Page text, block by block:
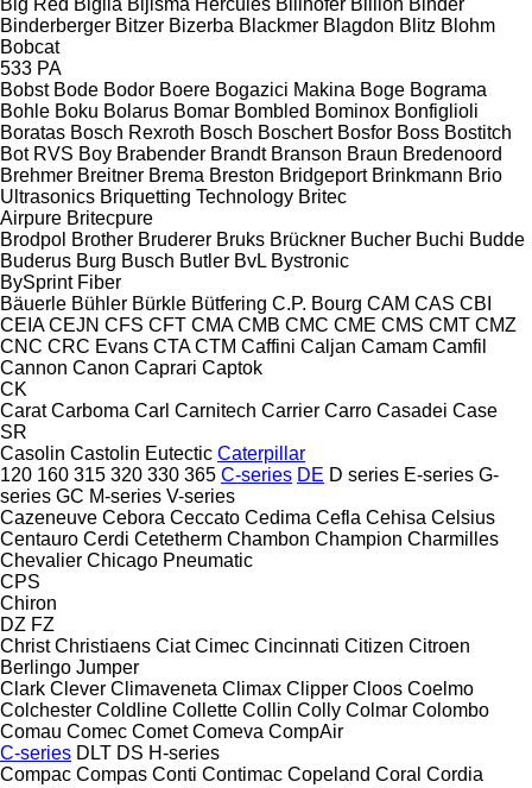
Binderberger Bitzer Bizerba Blackmer Blagdon Blitz Blohm
Bobcat
533 PA
Bobst Bode Bodor Boere Bogazici Makina Boge Bograma
Bohle Boku Bolarus Bomar Bombled Bominox Bonfiglioli
Boratas Bosch Rexroth Bosch Boschert Bosfor Boss Bostitch
Bot RVS Boy Brabender Brandt Branson Braun Bredenoord
Brehmer Breitner Brema Breston Bridgeport Brinkmann Brio
Ultrasonics Briquetting Technology Britec
Airpure Britecpure
Brodpol Brother Bruderer Bruks Brückner Bucher Buchi Budde
Buderus Burg Busch Butler BvL Bystronic
BySprint Fiber
Bäuerle Bühler Bürkle Bütfering C.P. Bourg CAM CAS CBI
CEIA CEJN CFS CFT CMA CMB CMC CME CMS CMT CMZ
CNC CRC Evans CTA CTM Caffini Caljan Camam Camfil
Cannon Canon Caprari Captok
CK
Carat Carboma Carl Carnitech Carrier Carro Casadei Case
SR
Casolin Castolin Eutectic Caterpillar
120 160 315 320 330 365 C-series DE D series E-series G-
series GC M-series V-series
Cazeneuve Cebora Ceccato Cedima Cefla Cehisa Celsius
Centauro Cerdi Cetetherm Chambon Champion Charmilles
Chevalier Chicago Pneumatic
CPS
Chiron
DZ FZ
Christ Christiaens Ciat Cimec Cincinnati Citizen Citroen
Berlingo Jumper
Clark Clever Climaveneta Climax Clipper Cloos Coelmo
Colchester Coldline Collette Collin Colly Colmar Colombo
Comau Comec Comet Comeva CompAir
C-series DLT DS H-series
Compac Compas Conti Contimac Copeland Coral Cordia